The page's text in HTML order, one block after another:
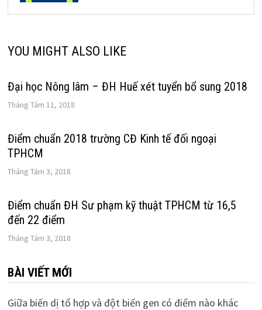
YOU MIGHT ALSO LIKE
Đại học Nông lâm – ĐH Huế xét tuyển bổ sung 2018
Tháng Tám 11, 2018
Điểm chuẩn 2018 trường CĐ Kinh tế đối ngoại
TPHCM
Tháng Tám 3, 2018
Điểm chuẩn ĐH Sư phạm kỹ thuật TPHCM từ 16,5
đến 22 điểm
Tháng Tám 3, 2018
BÀI VIẾT MỚI
Giữa biến dị tổ hợp và đột biến gen có điểm nào khác